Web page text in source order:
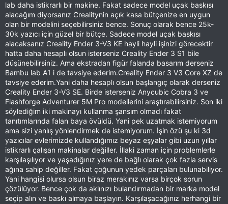
lab daha istikrarlı bir makine. Fakat sadece model uçak baskısı
alacağım diyorsanız Crealitynin açık kasa bütçenize en uygun
olan bir modelini seçebilirsiniz bence. Sonuç olarak bence 25k-
30k yazıcı için güzel bir bütçe. Sadece model uçak baskısı
alacaksanız Creality Ender 3-V3 KE hayli hayli işinizi görecektir
hatta daha hesaplı olsun isterseniz Creality Ender 3 S1 bile
düşünebilirsiniz. Ama ekstradan figür falanda basarım derseniz
Bambu lab A1 i de tavsiye ederim.Creality Ender 3 V3 Core XZ de
tavsiye ederim.Yani daha hesaplı olsun başlangıç olarak derseniz
Creality Ender 3-V3 SE. Birde isterseniz Anycubic Cobra 3 ve
Flashforge Adventurer 5M Pro modellerini araştırabilirsiniz. Son iki
söylediğim iki makinayı kullanma şansım olmadı fakat
tanıtımlarında falan baya övüldü. Yani pek uzatmak istemiyorum
ama sizi yanlış yönlendirmek de istemiyorum. İşin özü şu ki 3d
yazıcılar evlerimizde kullandığımız beyaz eşyalar gibi uzun yıllar
istikrarlı çalışan makinalar değiller. İllaki zaman için problemlerle
karşılaşılıyor ve yaşadığınız yere de bağlı olarak çok fazla servis
ağına sahip değiller. Fakat çoğunun yedek parçaları bulunabiliyor.
Yani hangisi olursa olsun biraz merakınız varsa birçok sorun
çözülüyor. Bence çok da aklınızı bulandırmadan bir marka model
seçip alın ve baskı almaya başlayın. Karşılaşacağınız herhangi bir